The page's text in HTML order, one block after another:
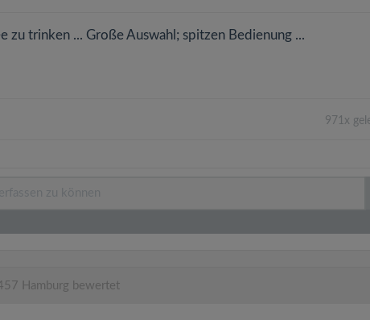
zu trinken ... Große Auswahl; spitzen Bedienung ...
971x
Hamburg bewertet